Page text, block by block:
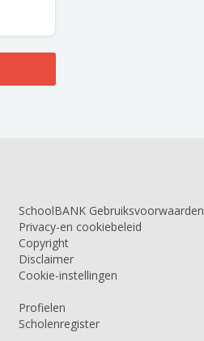
SchoolBANK Gebruiksvoorwaarden
Privacy-en cookiebeleid
Copyright
Disclaimer
Cookie-instellingen
Profielen
Scholenregister